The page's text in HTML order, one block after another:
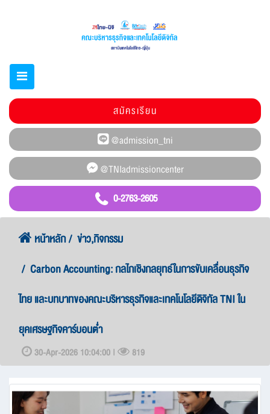
0-2763-2605
สมัครเรียน
หน้าหลัก
ข่าว,กิจกรรม
Carbon Accounting: กลไกเชิงกลยุทธ์ในการขับเคลื่อนธุรกิจ
ไทย และบทบาทของคณะบริหารธุรกิจและเทคโนโลยีดิจิทัล TNI ใน
ยุคเศรษฐกิจคาร์บอนต่ำ
30-Apr-2026 10:04:00 | 819